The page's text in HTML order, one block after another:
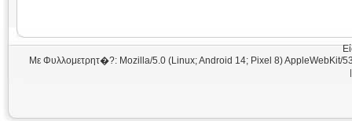
Με Φυλλομετρητ�?: Mozilla/5.0 (Linux; Android 14; Pixel 8) AppleWebKit/